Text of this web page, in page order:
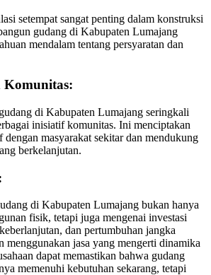
setempat sangat penting dalam konstruksi
gudang di Kabupaten Lumajang
mendalam tentang persyaratan dan
Komunitas:
di Kabupaten Lumajang seringkali
inisiatif komunitas. Ini menciptakan
dengan masyarakat sekitar dan mendukung
berkelanjutan.
di Kabupaten Lumajang bukan hanya
fisik, tetapi juga mengenai investasi
dan pertumbuhan jangka
menggunakan jasa yang mengerti dinamika
dapat memastikan bahwa gudang
memenuhi kebutuhan sekarang, tetapi